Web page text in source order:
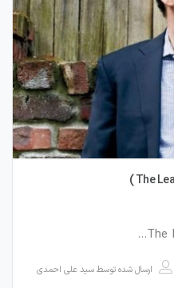
ارسال شده توسطسید علی احمدی